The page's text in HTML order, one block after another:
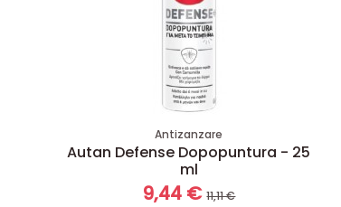
Antizanzare
Autan Defense Dopopuntura - 25
ml
9,44 €11,11 €